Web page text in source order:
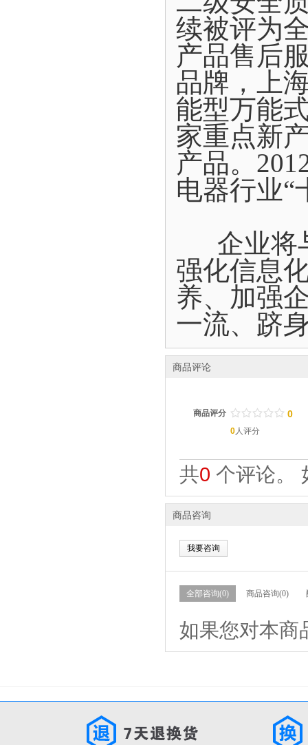
续被评为
产品售后
品牌，上
能型万能
家重点新
产品。
电器行业“
企业将
强化信息
养、加强
一流、跻
商品评论
商品评分 / / / / /
. . . . . 0
0人评分
共0 个评论。
商品咨询
我要咨询
全部咨询(0) 商品咨询(0)
如果您对本商